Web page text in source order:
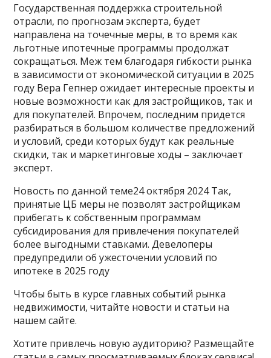
Государственная поддержка строительной
отрасли, по прогнозам эксперта, будет
направлена на точечные меры, в то время как
льготные ипотечные программы продолжат
сокращаться. Меж тем благодаря гибкости рынка
в зависимости от экономической ситуации в 2025
году Вера Гепнер ожидает интересные проекты и
новые возможности как для застройщиков, так и
для покупателей. Впрочем, последним придется
разбираться в большом количестве предложений
и условий, среди которых будут как реальные
скидки, так и маркетинговые ходы – заключает
эксперт.
Новость по данной теме24 октября 2024 Так,
принятые ЦБ меры не позволят застройщикам
прибегать к собственным программам
субсидирования для привлечения покупателей
более выгодными ставками. Девелоперы
предупредили об ужесточении условий по
ипотеке в 2025 году
Чтобы быть в курсе главных событий рынка
недвижимости, читайте новости и статьи на
нашем сайте.
Хотите привлечь новую аудиторию? Размещайте